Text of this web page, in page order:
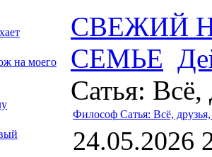
на моего
СВЕЖИЙ
СЕМЬЕ
Сатья: Всё,
Философ Сатья: Всё, друзья,
24.05.2026